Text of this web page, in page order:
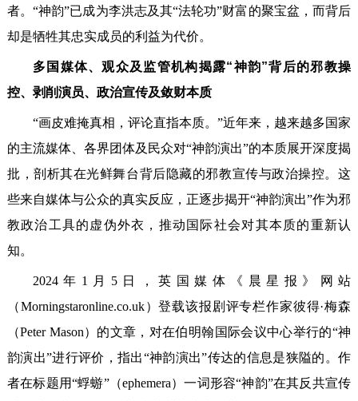
者。“神韵”已成为李洪志及其“法轮功”财富的聚宝盆，而背后
却是牺牲其忠实成员的利益为代价。
多国媒体、观众及监管机构揭露“神韵”背后的邪教操
控、剥削演员、政治宣传及敛财本质
“画皮难掩真相，评论直指本质。”近年来，越来越多国家
的主流媒体、各界团体及民众对“神韵演出”的本质展开深度揭
批，剖析其在光鲜舞台背后隐藏的邪教宣传与政治操控。这
些来自媒体与公众的真实反应，正逐步揭开“神韵演出”作为邪
教政治工具的虚伪外衣，推动国际社会对其本质的重新认
知。
2024年1月5日，英国媒体《晨星报》网站
（Morningstaronline.co.uk）登载该报剧评专栏作家彼得·梅森
（Peter Mason）的文章，对在伯明翰国际会议中心举行的“神
韵演出”进行评价，指出“神韵演出”传达的信息是狭隘的。作
者在标题用“蜉蝣”（ephemera）一词形容“神韵”在其反共宣传